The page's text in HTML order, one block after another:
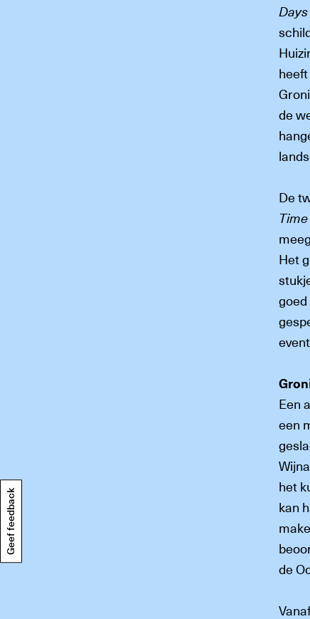
Days
de
De
Het
Een
een
het
kan
de
Geef feedback